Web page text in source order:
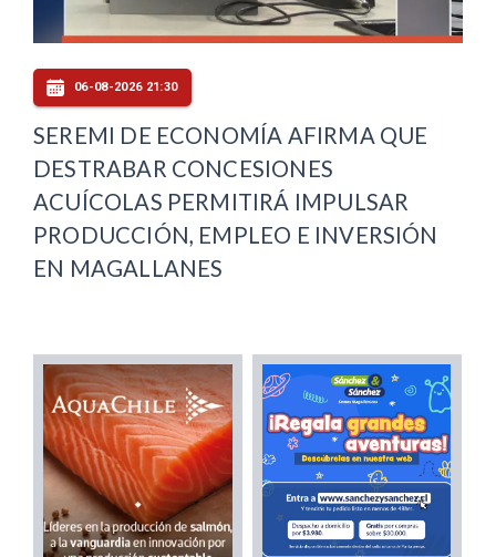
06-08-2026 21:30
SEREMI DE ECONOMÍA AFIRMA QUE
DESTRABAR CONCESIONES
ACUÍCOLAS PERMITIRÁ IMPULSAR
PRODUCCIÓN, EMPLEO E INVERSIÓN
EN MAGALLANES